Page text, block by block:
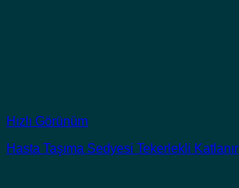
Hızlı Görünüm
Hasta Taşıma Sedyesi Tekerlekli Katlanır